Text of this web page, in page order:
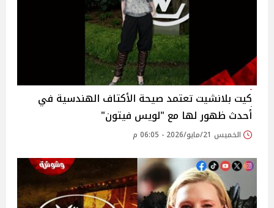
كيت بلانشيت تعتمد صيحة الأكتاف الهندسية في
أحدث ظهور لها مع "لويس فيتون"
الخميس 21/مايو/2026 - 06:05 م